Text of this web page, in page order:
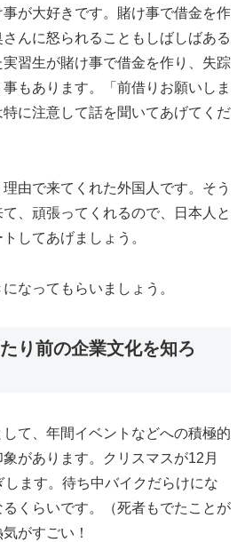
が大好きです。賭け事で借金を作
んに怒られることもしばしばある
習生が賭け事で借金を作り、失踪
もあります。「前借りお願いしま
に注意して話を聞いてあげてくだ
由で来てくれた外国人です。そう
、頑張ってくれるので、日本人と
してあげましょう。
なってもらいましょう。
り前の企業文化を知ろ
て、年間イベントなどへの積極的
があります。クリスマスが12月
ます。待ち中バイクだらけにな
くらいです。（死者もでたことが
がすごい！